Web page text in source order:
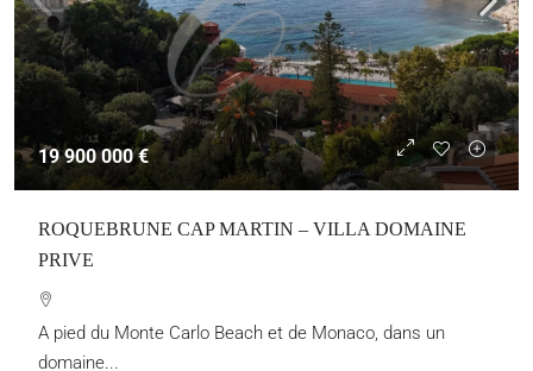
19 900 000 €
ROQUEBRUNE CAP MARTIN – VILLA DOMAINE
PRIVE
A pied du Monte Carlo Beach et de Monaco, dans un
domaine...